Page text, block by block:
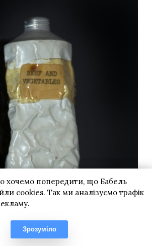
хочемо попередити, що Бабель
cookies. Так ми аналізуємо трафік
Зрозуміло